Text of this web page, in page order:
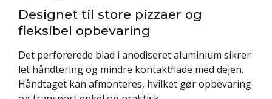
Designet til store pizzaer og
fleksibel opbevaring
Det perforerede blad i anodiseret aluminium sikrer
let håndtering og mindre kontaktflade med dejen.
Håndtaget kan afmonteres, hvilket gør opbevaring